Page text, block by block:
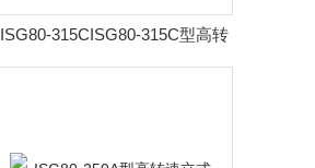
ISG80-315CISG80-315C型高转
速立式管道泵 管道多级泵